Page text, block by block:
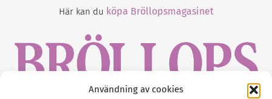
Användning av cookies
Här kan du köpa Bröllopsmagasinet